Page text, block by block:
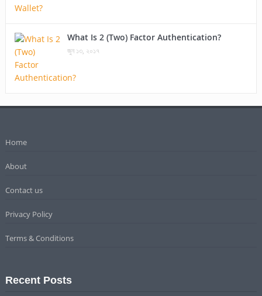
What Is 2 (Two) Factor Authentication?
জুন ১৩, ২০১৭
Home
About
Contact us
Privacy Policy
Terms & Conditions
Recent Posts